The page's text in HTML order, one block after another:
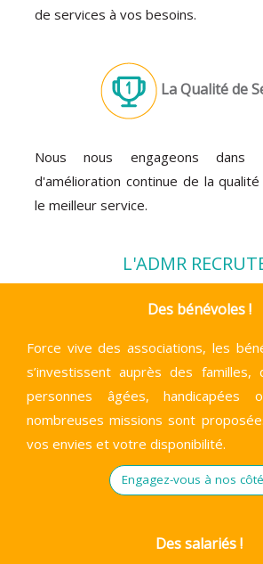
de services à vos besoins.
La Qualité de
Nous nous engageons dans
d'amélioration continue de la
le meilleur service.
L'ADMR
Des bénévoles !
Force vive des associations, les
s’investissent auprès des familles,
personnes âgées, handicapées
nombreuses missions sont
vos envies et votre disponibilité.
Engagez-vous à nos
Des salariés !